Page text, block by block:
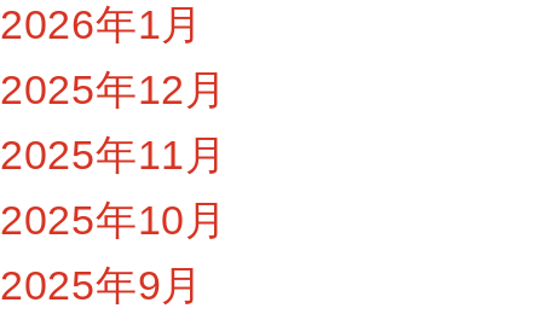
2026年1月
2025年12月
2025年11月
2025年10月
2025年9月